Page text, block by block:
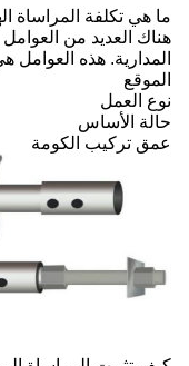
ما هي تكلفة المراساة
هناك العديد من العوامل
المدارية. هذه العوامل
الموقع
نوع العمل
حالة الأساس
عمق تركيب الكومة